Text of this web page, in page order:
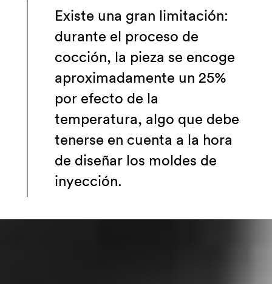
Existe una gran limitación:
durante el proceso de
cocción, la pieza se encoge
aproximadamente un 25%
por efecto de la
temperatura, algo que debe
tenerse en cuenta a la hora
de diseñar los moldes de
inyección.